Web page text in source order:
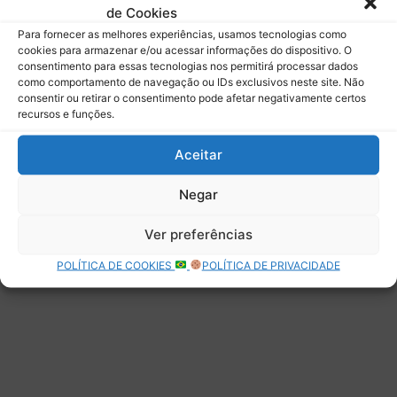
de Cookies
Para fornecer as melhores experiências, usamos tecnologias como
cookies para armazenar e/ou acessar informações do dispositivo. O
consentimento para essas tecnologias nos permitirá processar dados
como comportamento de navegação ou IDs exclusivos neste site. Não
consentir ou retirar o consentimento pode afetar negativamente certos
recursos e funções.
Aceitar
Negar
Ver preferências
POLÍTICA DE COOKIES POLÍTICA DE PRIVACIDADE
Deixe uma resposta